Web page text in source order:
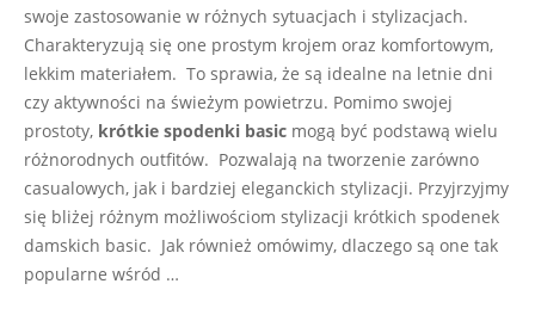
swoje zastosowanie w różnych sytuacjach i stylizacjach.
Charakteryzują się one prostym krojem oraz komfortowym,
lekkim materiałem. To sprawia, że są idealne na letnie dni
czy aktywności na świeżym powietrzu. Pomimo swojej
prostoty, krótkie spodenki basic mogą być podstawą wielu
różnorodnych outfitów. Pozwalają na tworzenie zarówno
casualowych, jak i bardziej eleganckich stylizacji. Przyjrzyjmy
się bliżej różnym możliwościom stylizacji krótkich spodenek
damskich basic. Jak również omówimy, dlaczego są one tak
popularne wśród …